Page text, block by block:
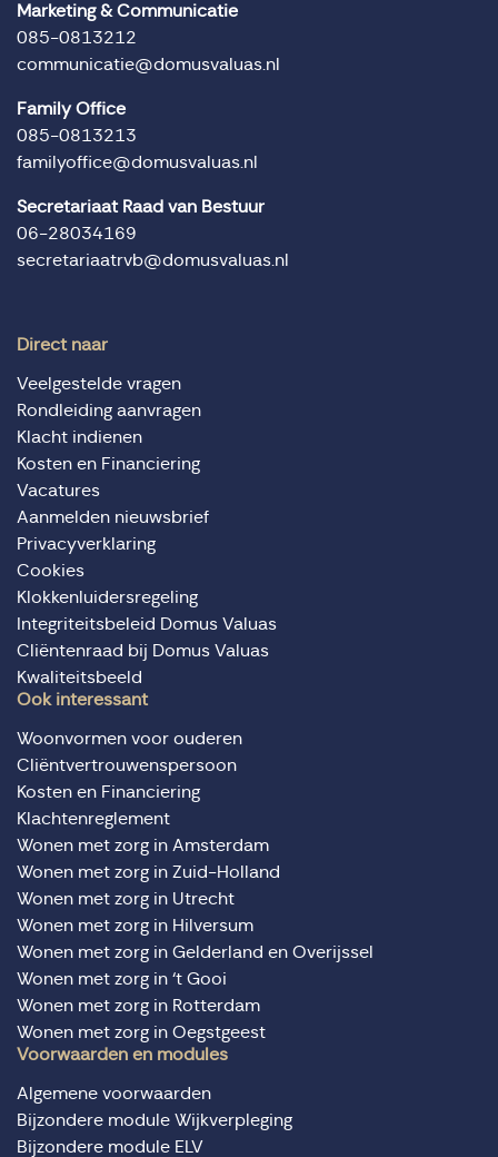
Marketing & Communicatie
085-0813212
communicatie@domusvaluas.nl
Family Office
085-0813213
familyoffice@domusvaluas.nl
Secretariaat Raad van Bestuur
06-28034169
secretariaatrvb@domusvaluas.nl
Direct naar
Veelgestelde vragen
Rondleiding aanvragen
Klacht indienen
Kosten en Financiering
Vacatures
Aanmelden nieuwsbrief
Privacyverklaring
Cookies
Klokkenluidersregeling
Integriteitsbeleid Domus Valuas
Cliëntenraad bij Domus Valuas
Kwaliteitsbeeld
Ook interessant
Woonvormen voor ouderen
Cliëntvertrouwenspersoon
Kosten en Financiering
Klachtenreglement
Wonen met zorg in Amsterdam
Wonen met zorg in Zuid-Holland
Wonen met zorg in Utrecht
Wonen met zorg in Hilversum
Wonen met zorg in Gelderland en Overijssel
Wonen met zorg in ‘t Gooi
Wonen met zorg in Rotterdam
Wonen met zorg in Oegstgeest
Voorwaarden en modules
Algemene voorwaarden
Bijzondere module Wijkverpleging
Bijzondere module ELV